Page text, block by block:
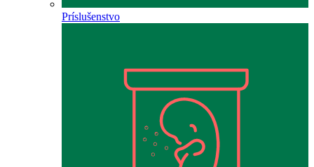
Príslušenstvo